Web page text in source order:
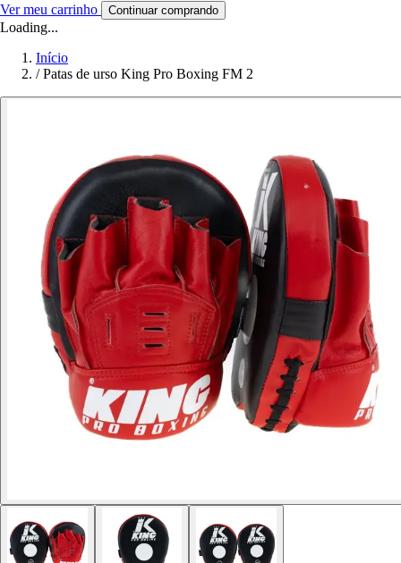
Ver meu carrinho Continuar comprando
Loading...
Início
/ Patas de urso King Pro Boxing FM 2